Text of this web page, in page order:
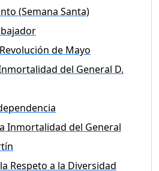
(Semana Santa)
de Mayo
del General D.
Inmortalidad del General
Respeto a la Diversidad